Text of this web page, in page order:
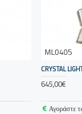
ML0405
CRYSTAL
645,00€
Αγοράστε